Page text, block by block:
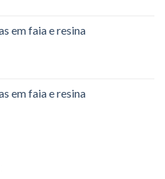
em faia e resina
em faia e resina